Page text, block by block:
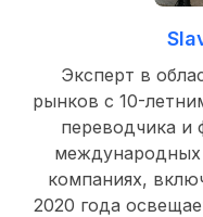
Эксперт в
рынков с 10-
переводчика и
компаниях,
2020 года